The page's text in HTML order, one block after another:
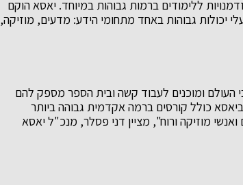
ללימודים ברמות גבוהות במיוחד. יאסא הוקם
יכולות גבוהות באחד מתחומי הידע: מדעים, מוזיקה,
העולם ומוכנים לעבוד קשה ובית הספר מספק להם
כולל קורסים ברמה אקדמית גבוהה ביותר
מוזיקה ורוח", מציין דני פסלר, מנכ"ל יאסא